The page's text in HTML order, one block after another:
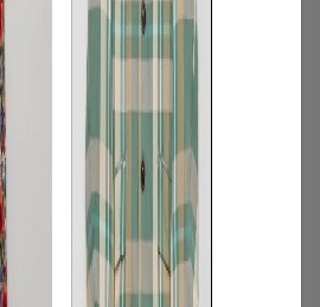
ディネート アイテム
シャツ・ブラウス100選】大人可愛い
ーデにおすすめ！映えトップスを厳